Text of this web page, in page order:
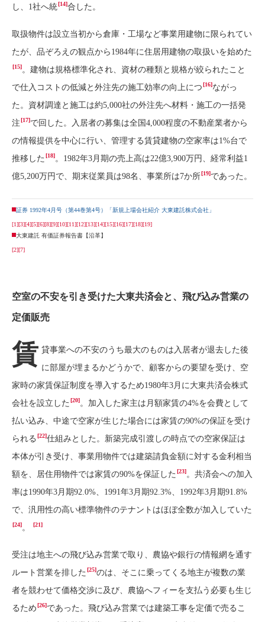
し、1社へ統[14]合した。
取扱物件は設立当初から倉庫・工場など事業用建物に限られてい
たが、品ぞろえの観点から1984年に住居用建物の取扱いを始めた
[15]。建物は規格標準化され、資材の種類と規格が絞られたこと
で仕入コストの低減と外注先の施工効率の向上につ[16]ながっ
た。資材調達と施工は約5,000社の外注先へ材料・施工の一括発
注[17]で回した。入居者の募集は全国4,000程度の不動産業者から
の情報提供を中心に行い、管理する賃貸建物の空家率は1%台で
推移した [18]。1982年3月期の売上高は22億3,900万円、経常利益1
億5,200万円で、期末従業員は98名、事業所は7か所[19]であった。
証券 1992年4月号（第44巻第4号）「新規上場会社紹介 大東建託株式会社」
[1][3][4][5][6][8][9][10][11][12][13][14][15][16][17][18][19]
大東建託 有価証券報告書【沿革】
[2][7]
空室の不安を引き受けた大東共済会と、飛び込み営業の
定価販売
賃 貸事業への不安のうち最大のものは入居者が退去した後
に部屋が埋まるかどうかで、顧客からの要望を受け、空
家時の家賃保証制度を導入するため1980年3月に大東共済会株式
会社を設立した [20]。加入した家主は月額家賃の4%を会費として
払い込み、中途で空家が生じた場合には家賃の90%の保証を受け
られる [22]仕組みとした。新築完成引渡しの時点での空家保証は
本体が引き受け、事業用物件では建築請負金額に対する金利相当
額を、居住用物件では家賃の90%を保証した [23]。共済会への加入
率は1990年3月期92.0%、1991年3月期92.3%、1992年3月期91.8%
で、汎用性の高い標準物件のテナントはほぼ全数が加入していた
[24]。 [21]
受注は地主への飛び込み営業で取り、農協や銀行の情報網を通す
ルート営業を排した [25]のは、そこに乗ってくる地主が複数の業
者を競わせて価格交渉に及び、農協へフィーを支払う必要も生じ
るため [26]であった。飛び込み営業では建築工事を定価で売るこ